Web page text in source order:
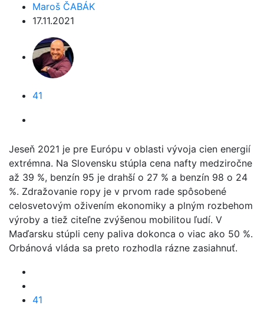
Maroš ČABÁK
17.11.2021
41
Jeseň 2021 je pre Európu v oblasti vývoja cien energií
extrémna. Na Slovensku stúpla cena nafty medziročne
až 39 %, benzín 95 je drahší o 27 % a benzín 98 o 24
%. Zdražovanie ropy je v prvom rade spôsobené
celosvetovým oživením ekonomiky a plným rozbehom
výroby a tiež citeľne zvýšenou mobilitou ľudí. V
Maďarsku stúpli ceny paliva dokonca o viac ako 50 %.
Orbánová vláda sa preto rozhodla rázne zasiahnuť.
41